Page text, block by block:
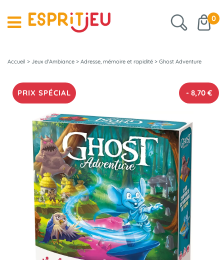
0
Accueil > Jeux d'Ambiance > Adresse, mémoire et rapidité > Ghost Adventure
PRIX SPÉCIAL - 8,70 €